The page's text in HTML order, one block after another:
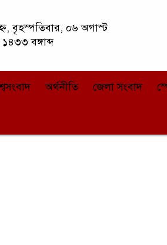
বৃহস্পতিবার, ০৬ অগাস্ট
বঙ্গাব্দ
অর্থনীতি জেলা সংবাদ